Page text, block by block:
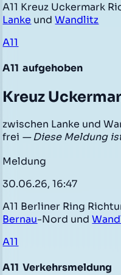
A11 Kreuz Uckermark
Lanke undWandlitz
A11
A11 aufgehoben
Kreuz
zwischen Lanke und
frei — Diese Meldung
Meldung
30.06.26, 16:47
A11 Berliner Ring
Bernau-Nord und
A11
A11 Verkehrsmeldung